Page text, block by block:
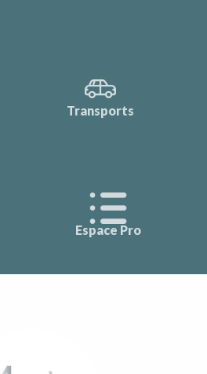
Transports
Espace Pro